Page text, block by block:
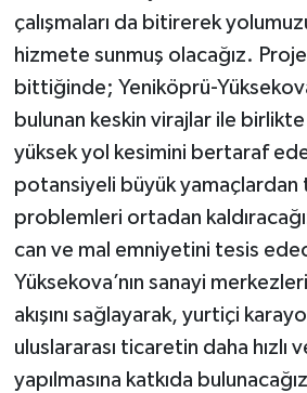
çalışmaları da bitirerek
hizmete sunmuş olacağız.
bittiğinde; Yeniköprü-
bulunan keskin virajlar ile
yüksek yol kesimini bertaraf
potansiyeli büyük yamaçlardan
problemleri ortadan
can ve mal emniyetini tesis
Yüksekova’nın sanayi
akışını sağlayarak, yurtiçi
uluslararası ticaretin daha hızlı
yapılmasına katkıda